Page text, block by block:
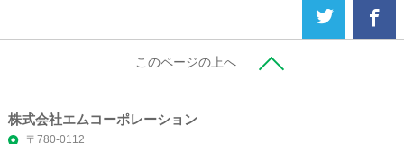
このページの上へ
株式会社エムコーポレーション
〒780-0112